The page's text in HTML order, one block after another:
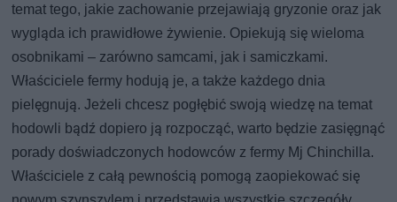
temat tego, jakie zachowanie przejawiają gryzonie oraz jak
wygląda ich prawidłowe żywienie. Opiekują się wieloma
osobnikami – zarówno samcami, jak i samiczkami.
Właściciele fermy hodują je, a także każdego dnia
pielęgnują. Jeżeli chcesz pogłębić swoją wiedzę na temat
hodowli bądź dopiero ją rozpocząć, warto będzie zasięgnąć
porady doświadczonych hodowców z fermy Mj Chinchilla.
Właściciele z całą pewnością pomogą zaopiekować się